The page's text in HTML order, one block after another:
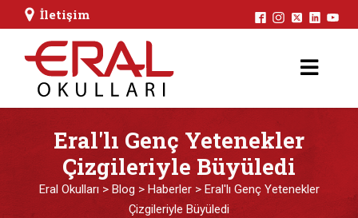
İletişim
Eral'lı Genç Yetenekler
Çizgileriyle Büyüledi
Eral Okulları > Blog > Haberler> Eral'lı Genç Yetenekler
Çizgileriyle Büyüledi